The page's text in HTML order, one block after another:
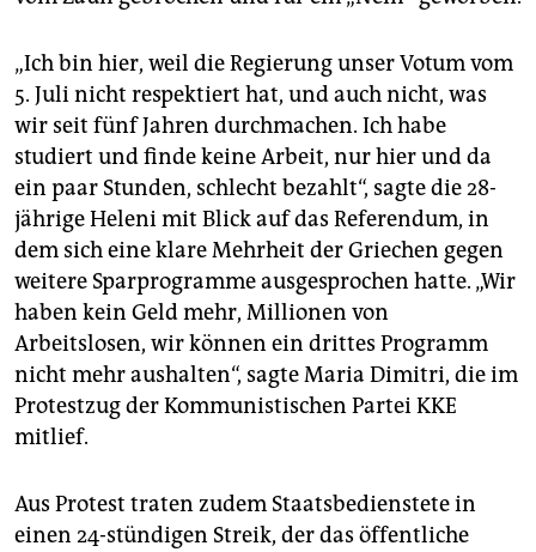
„Ich bin hier, weil die Regierung unser Votum vom
5. Juli nicht respektiert hat, und auch nicht, was
wir seit fünf Jahren durchmachen. Ich habe
studiert und finde keine Arbeit, nur hier und da
ein paar Stunden, schlecht bezahlt“, sagte die 28-
jährige Heleni mit Blick auf das Referendum, in
dem sich eine klare Mehrheit der Griechen gegen
weitere Sparprogramme ausgesprochen hatte. „Wir
haben kein Geld mehr, Millionen von
Arbeitslosen, wir können ein drittes Programm
nicht mehr aushalten“, sagte Maria Dimitri, die im
Protestzug der Kommunistischen Partei KKE
mitlief.
Aus Protest traten zudem Staatsbedienstete in
einen 24-stündigen Streik, der das öffentliche